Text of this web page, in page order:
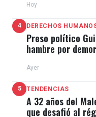
Hoy
4 DERECHOS
Preso político
hambre por
Ayer
5 TENDENCIAS
A 32 años del
que desafió al